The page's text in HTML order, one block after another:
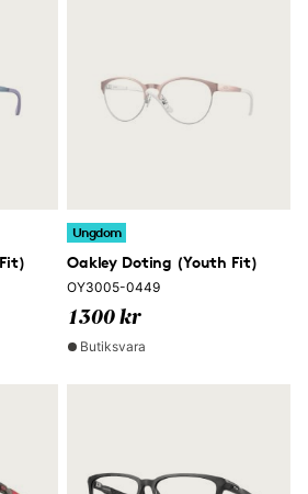
Ungdom
Oakley Doting (Youth Fit)
OY3005-0449
1300 kr
Butiksvara